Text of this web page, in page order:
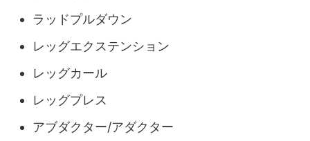
ラッドプルダウン
レッグエクステンション
レッグカール
レッグプレス
アブダクター/アダクター